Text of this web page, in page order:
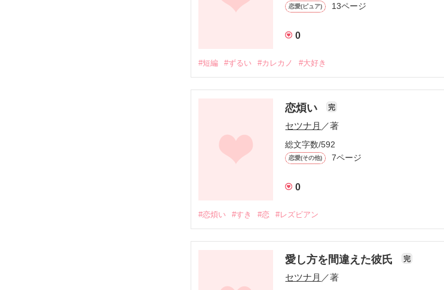
恋愛(ピュア) 13ページ
0
#短編 #ずるい #カレカノ #大好き
恋煩い 完
セツナ月 ／著
総文字数/592
恋愛(その他) 7ページ
0
#恋煩い #すき #恋 #レズビアン
愛し方を間違えた彼氏 完
セツナ月 ／著